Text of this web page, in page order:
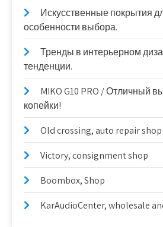
Искусственные покрытия
особенности выбора.
Тренды в интерьерном
тенденции.
MIKO G10 PRO / Отличный
копейки!
Old crossing, auto repair shop
Victory, consignment shop
Boombox, Shop
KarAudioCenter, wholesale